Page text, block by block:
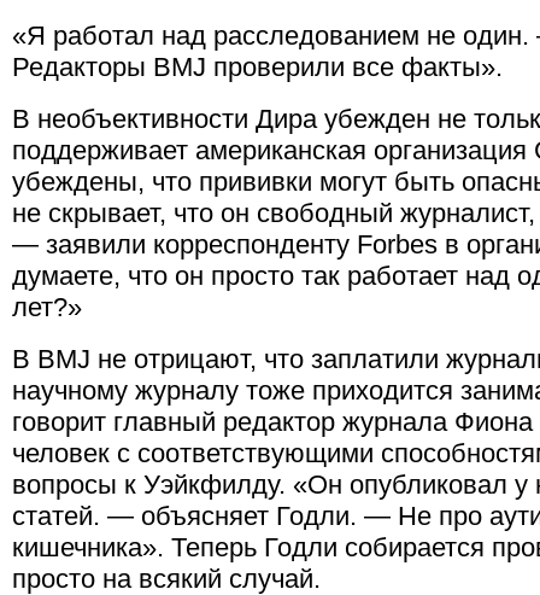
«Я работал над расследованием не
Редакторы BMJ проверили все факты».
В необъективности Дира убежден не
поддерживает американская
убеждены, что прививки могут быть
не скрывает, что он свободный
— заявили корреспонденту Forbes в
думаете, что он просто так работает над
лет?»
В BMJ не отрицают, что заплатили
научному журналу тоже приходится
говорит главный редактор журнала
человек с соответствующими
вопросы к Уэйкфилду. «Он опубликовал у
статей. — объясняет Годли. — Не про
кишечника». Теперь Годли собирается
просто на всякий случай.